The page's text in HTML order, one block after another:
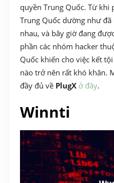
quyền Trung Quốc. Từ khi
Trung Quốc dường như đã
nhau, và bây giờ đang
phần các nhóm hacker
Quốc khiến cho việc kết
nào trở nên rất khó khăn.
đầy đủ về PlugX ở đây.
Winnti